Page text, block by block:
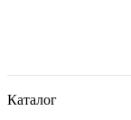
Каталог